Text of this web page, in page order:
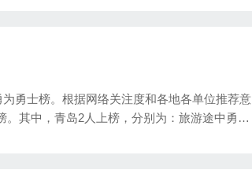
勇士榜。根据网络关注度和各地各单位推荐意
其中，青岛2人上榜，分别为：旅游途中勇救